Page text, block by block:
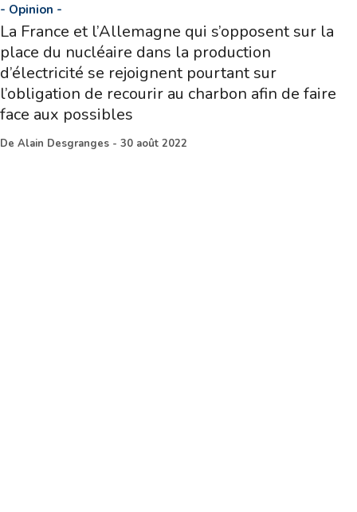
- Opinion -
La France et l’Allemagne qui s’opposent sur la
place du nucléaire dans la production
d’électricité se rejoignent pourtant sur
l’obligation de recourir au charbon afin de faire
face aux possibles
De Alain Desgranges - 30 août 2022